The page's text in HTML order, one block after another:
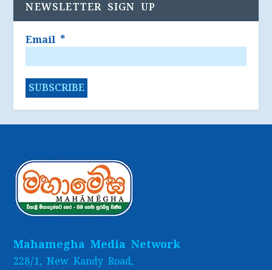
NEWSLETTER SIGN UP
Email *
Mahamegha Media Network
228/1, New Kandy Road,